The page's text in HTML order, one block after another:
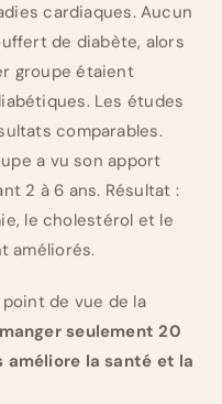
cardiaques. Aucun
de diabète, alors
groupe étaient
Les études
comparables.
a vu son apport
2 à 6 ans. Résultat :
le cholestérol et le
améliorés.
de vue de la
manger seulement 20
améliore la santé et la